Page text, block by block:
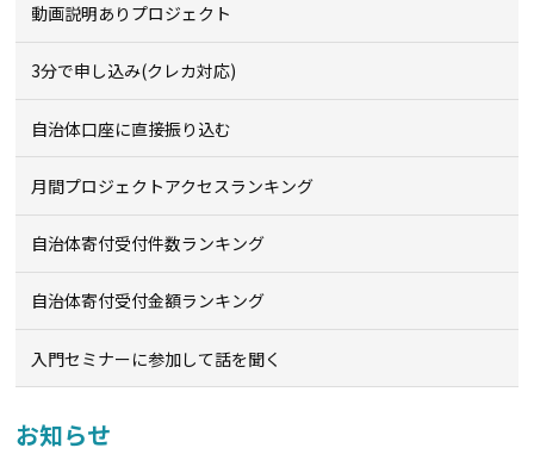
動画説明ありプロジェクト
3分で申し込み(クレカ対応)
自治体口座に直接振り込む
月間プロジェクトアクセスランキング
自治体寄付受付件数ランキング
自治体寄付受付金額ランキング
入門セミナーに参加して話を聞く
お知らせ